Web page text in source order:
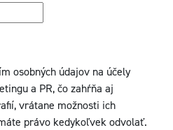
osobných údajov na účely
a PR, čo zahŕňa aj
vrátane možnosti ich
právo kedykoľvek odvolať.